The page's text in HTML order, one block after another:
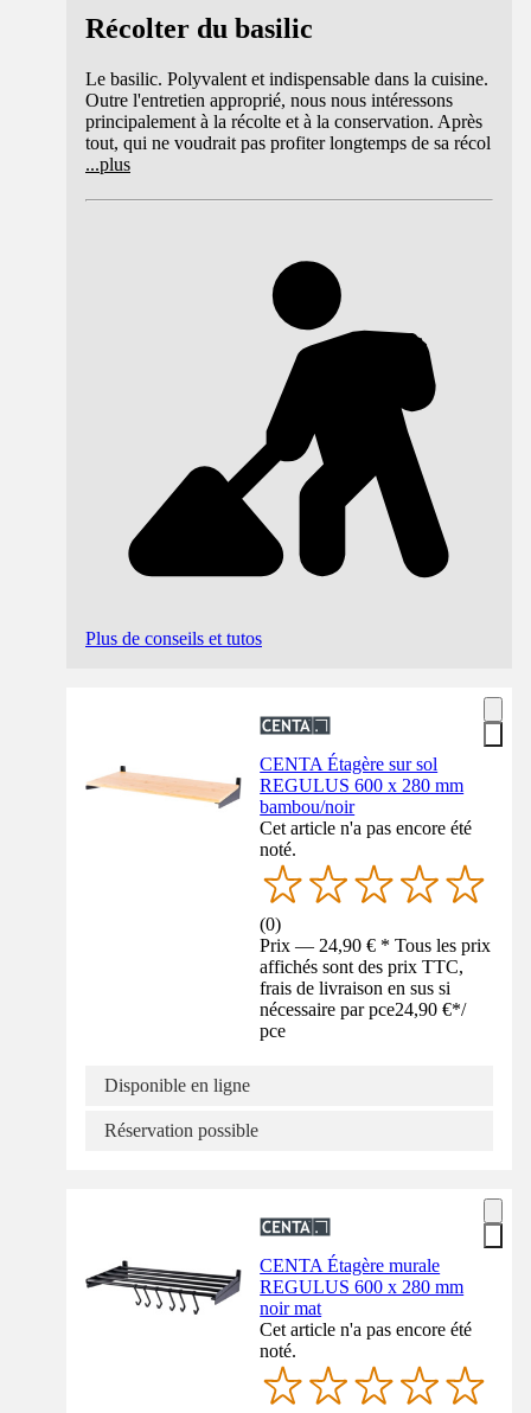
Récolter du basilic
Le basilic. Polyvalent et indispensable dans la cuisine.
Outre l'entretien approprié, nous nous intéressons
principalement à la récolte et à la conservation. Après
tout, qui ne voudrait pas profiter longtemps de sa récol
...plus
Plus de conseils et tutos
CENTA Étagère sur sol
REGULUS 600 x 280 mm
bambou/noir
Cet article n'a pas encore été
noté.
(0)
Prix — 24,90 € * Tous les prix
affichés sont des prix TTC,
frais de livraison en sus si
nécessaire par pce24,90 €*/
pce
Disponible en ligne
Réservation possible
CENTA Étagère murale
REGULUS 600 x 280 mm
noir mat
Cet article n'a pas encore été
noté.